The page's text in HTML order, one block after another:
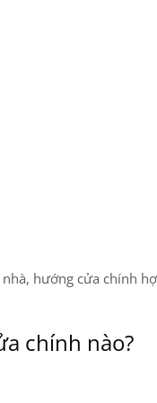
hướng cửa chính
chính nào?